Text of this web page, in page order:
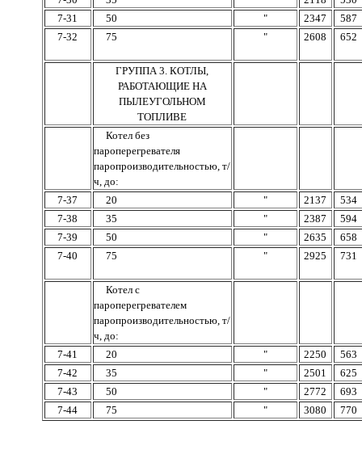
7-31
50 " 2347
587
7-32
75 " 2608 652
ГРУППА 3. КОТЛЫ,
РАБОТАЮЩИЕ НА
ПЫЛЕУГОЛЬНОМ
ТОПЛИВЕ
Котел без
пароперегревателя
паропроизводительностью, т/
ч, до:
7-37
20 " 2137
534
7-38
35 " 2387
594
7-39
50 " 2635
658
7-40
75 " 2925 731
Котел с
пароперегревателем
паропроизводительностью, т/
ч, до:
7-41
20 " 2250
563
7-42
35 " 2501
625
7-43
50 " 2772
693
7-44
75 " 3080 770